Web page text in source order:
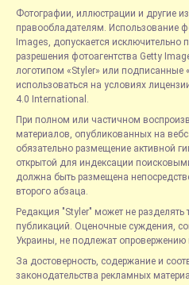
Фотографии, иллюстрации и другие
правообладателям. Использование
Images, допускается исключительно
разрешения фотоагентства Getty
логотипом «Styler» или подписанные
использоваться на условиях
4.0 International.
При полном или частичном
материалов, опубликованных на
обязательно размещение активной
открытой для индексации
должна быть размещена
второго абзаца.
Редакция "Styler" может не разделять
публикаций. Оценочные суждения,
Украины, не подлежат
За достоверность, содержание и
законодательства рекламных